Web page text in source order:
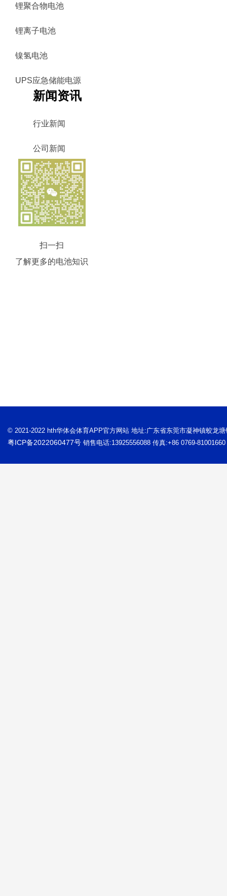
锂聚合物电池
锂离子电池
镍氢电池
UPS应急储能电源
新闻资讯
行业新闻
公司新闻
扫一扫
了解更多的电池知识
© 2021-2022 hth华体会体育APP官方网站 地址:广东省东莞市凝神镇蛟龙
粤ICP备2022060477号 销售电话:13925556088 传真:+86 0769-81001660